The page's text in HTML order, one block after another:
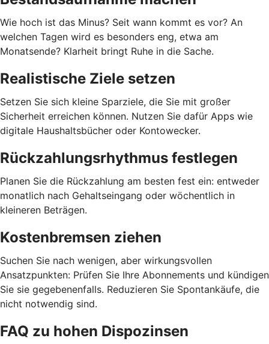
Wie hoch ist das Minus? Seit wann kommt es vor? An
welchen Tagen wird es besonders eng, etwa am
Monatsende? Klarheit bringt Ruhe in die Sache.
Realistische Ziele setzen
Setzen Sie sich kleine Sparziele, die Sie mit großer
Sicherheit erreichen können. Nutzen Sie dafür Apps wie
digitale Haushaltsbücher oder Kontowecker.
Rückzahlungsrhythmus festlegen
Planen Sie die Rückzahlung am besten fest ein: entweder
monatlich nach Gehaltseingang oder wöchentlich in
kleineren Beträgen.
Kostenbremsen ziehen
Suchen Sie nach wenigen, aber wirkungsvollen
Ansatzpunkten: Prüfen Sie Ihre Abonnements und kündigen
Sie sie gegebenenfalls. Reduzieren Sie Spontankäufe, die
nicht notwendig sind.
FAQ zu hohen Dispozinsen